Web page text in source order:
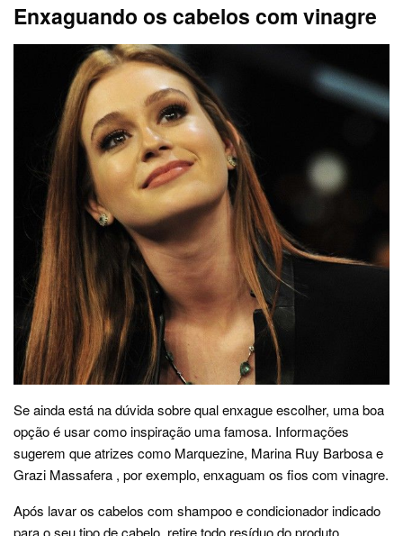
Enxaguando os cabelos com vinagre
Se ainda está na dúvida sobre qual enxague escolher, uma boa
opção é usar como inspiração uma famosa. Informações
sugerem que atrizes como Marquezine, Marina Ruy Barbosa e
Grazi Massafera , por exemplo, enxaguam os fios com vinagre.
Após lavar os cabelos com shampoo e condicionador indicado
para o seu tipo de cabelo, retire todo resíduo do produto